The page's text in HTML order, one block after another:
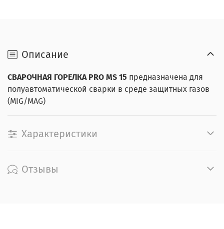
Описание
СВАРОЧНАЯ ГОРЕЛКА PRO MS 15 предназначена для
полуавтоматической сварки в среде защитных газов
(MIG/MAG)
Характеристики
Отзывы